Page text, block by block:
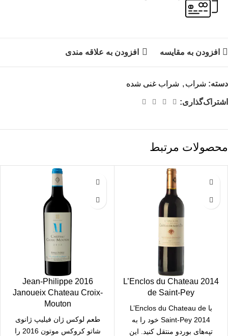
افزودن به مقایسه افزودن به علاقه مندی
دسته: شراب , شراب غنی شده
اشتراک‌گذاری:
محصولات مرتبط
2014 L’Enclos du Chateau
de Saint-Pey
با L’Enclos du Chateau de
Saint-Pey 2014 خود را به
تپه‌های بوردو منتقل کنید. این
2016 Jean-Philippe
Janoueix Chateau Croix-
Mouton
طعم لوکس ژان فیلیپ ژانوی
شاتو کروکس موتون 2016 را